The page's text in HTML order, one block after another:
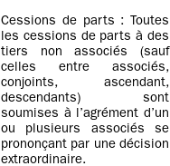
Cessions de parts : Toutes
les cessions de parts à des
tiers non associés (sauf
celles entre associés,
conjoints, ascendant,
descendants) sont
soumises à l’agrément d’un
ou plusieurs associés se
prononçant par une décision
extraordinaire.